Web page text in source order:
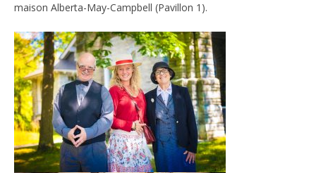
maison Alberta-May-Campbell (Pavillon 1).